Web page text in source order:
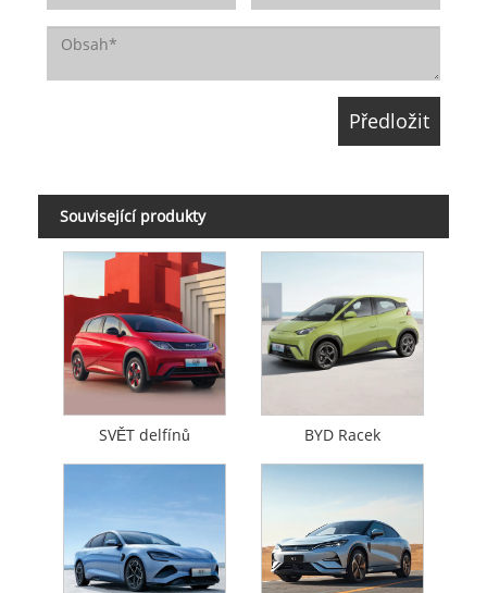
Související produkty
SVĚT delfínů BYD Racek